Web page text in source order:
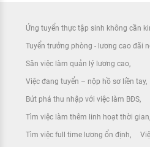
Ứng tuyển thực tập sinh không cần
Tuyển trưởng phòng - lương cao đãi
Săn việc làm quản lý lương cao
Việc đang tuyển – nộp hồ sơ liền tay
Bứt phá thu nhập với việc làm BĐS
Tìm việc làm thêm linh hoạt thời gian
Tìm việc full time lương ổn định